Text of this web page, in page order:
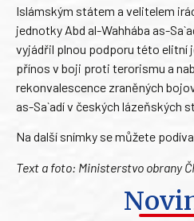
Islámským státem a velitelem
jednotky Abd al-Wahhába as-
vyjádřil plnou podporu této elitní
přínos v boji proti terorismu a
rekonvalescence zraněných
as-Sa`adí v českých lázeňských
Na další snímky se můžete
Text a foto: Ministerstvo obrany